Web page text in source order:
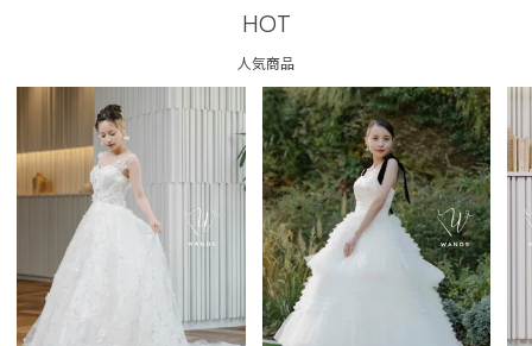
HOT
人気商品